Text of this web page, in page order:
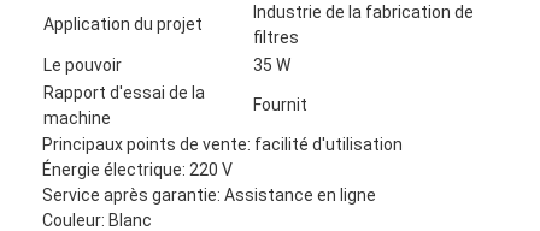
Parlez Maintenant.
Filtre à air faisant la machine
Machine de fabrication de filtre à air
Application du projet
Industrie de la fabrication de
filtres
Le pouvoir
35 W
Rapport d'essai de la
machine
Fournit
Principaux points de vente: facilité d'utilisation
Énergie électrique: 220 V
Service après garantie: Assistance en ligne
Couleur: Blanc